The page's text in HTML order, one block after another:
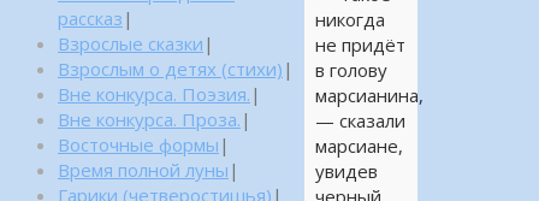
никогда
не придёт
в голову
марсианина,
— сказали
марсиане,
увидев
рассказ |
Взрослые сказки |
Взрослым о детях (стихи) |
Вне конкурса. Поэзия. |
Вне конкурса. Проза. |
Восточные формы |
Время полной луны |
Гарики (четверостишья) |